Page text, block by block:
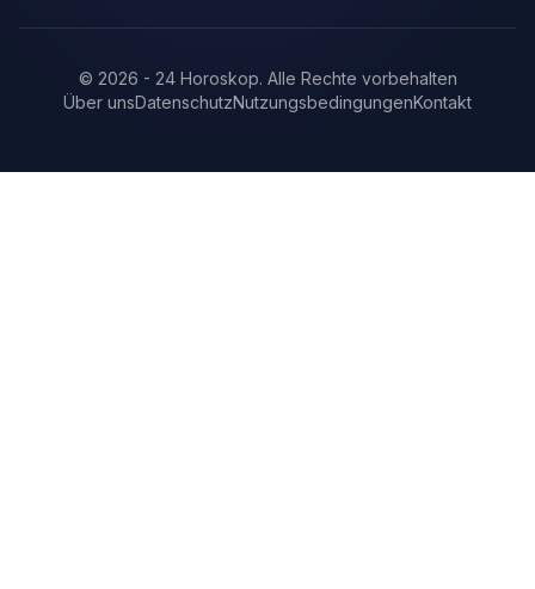
© 2026 - 24 Horoskop. Alle Rechte vorbehalten
Über unsDatenschutzNutzungsbedingungenKontakt